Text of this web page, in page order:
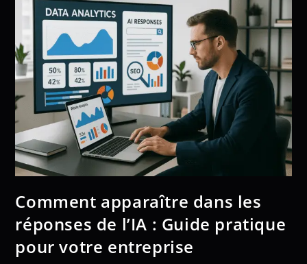
Comment apparaître dans les
réponses de l’IA : Guide pratique
pour votre entreprise